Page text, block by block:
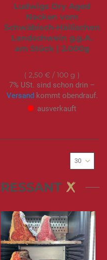
Ludwigs Dry Aged
Nacken vom
Schwäbisch-Hällischen
Landschwein g.g.A.
am Stück | 2.000g
2,50 € / 100 g
7% USt. sind schon drin –
Versandkommt obendrauf.
ausverkauft